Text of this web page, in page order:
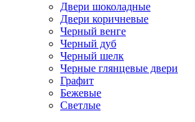
Двери шоколадные
Двери коричневые
Черный венге
Черный дуб
Черный шелк
Черные глянцевые двери
Графит
Бежевые
Светлые